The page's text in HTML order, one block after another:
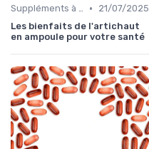
Suppléments à base de plantes •
21/07/2025
Les bienfaits de l'artichaut
en ampoule pour votre santé